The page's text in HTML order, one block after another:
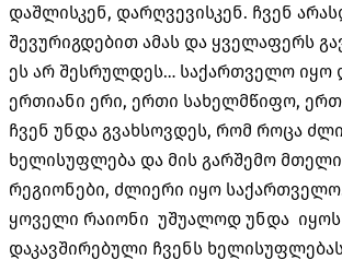
დაშლისკენ, დარღვევისკენ. ჩვენ
შევურიგდებით ამას და ყველაფერს
ეს არ შესრულდეს… საქართველო იყო
ერთიანი ერი, ერთი სახელმწიფო,
ჩვენ უნდა გვახსოვდეს, რომ როცა
ხელისუფლება და მის გარშემო მთელი
რეგიონები, ძლიერი იყო
ყოველი რაიონი უშუალოდ უნდა იყოს
დაკავშირებული ჩვენს